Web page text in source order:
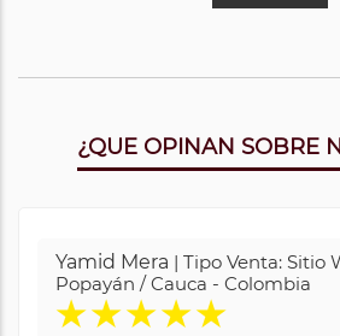
¿QUE OPINAN SOBRE
Yamid Mera | Tipo Venta: Sitio
Popayán / Cauca - Colombia
★★★★★